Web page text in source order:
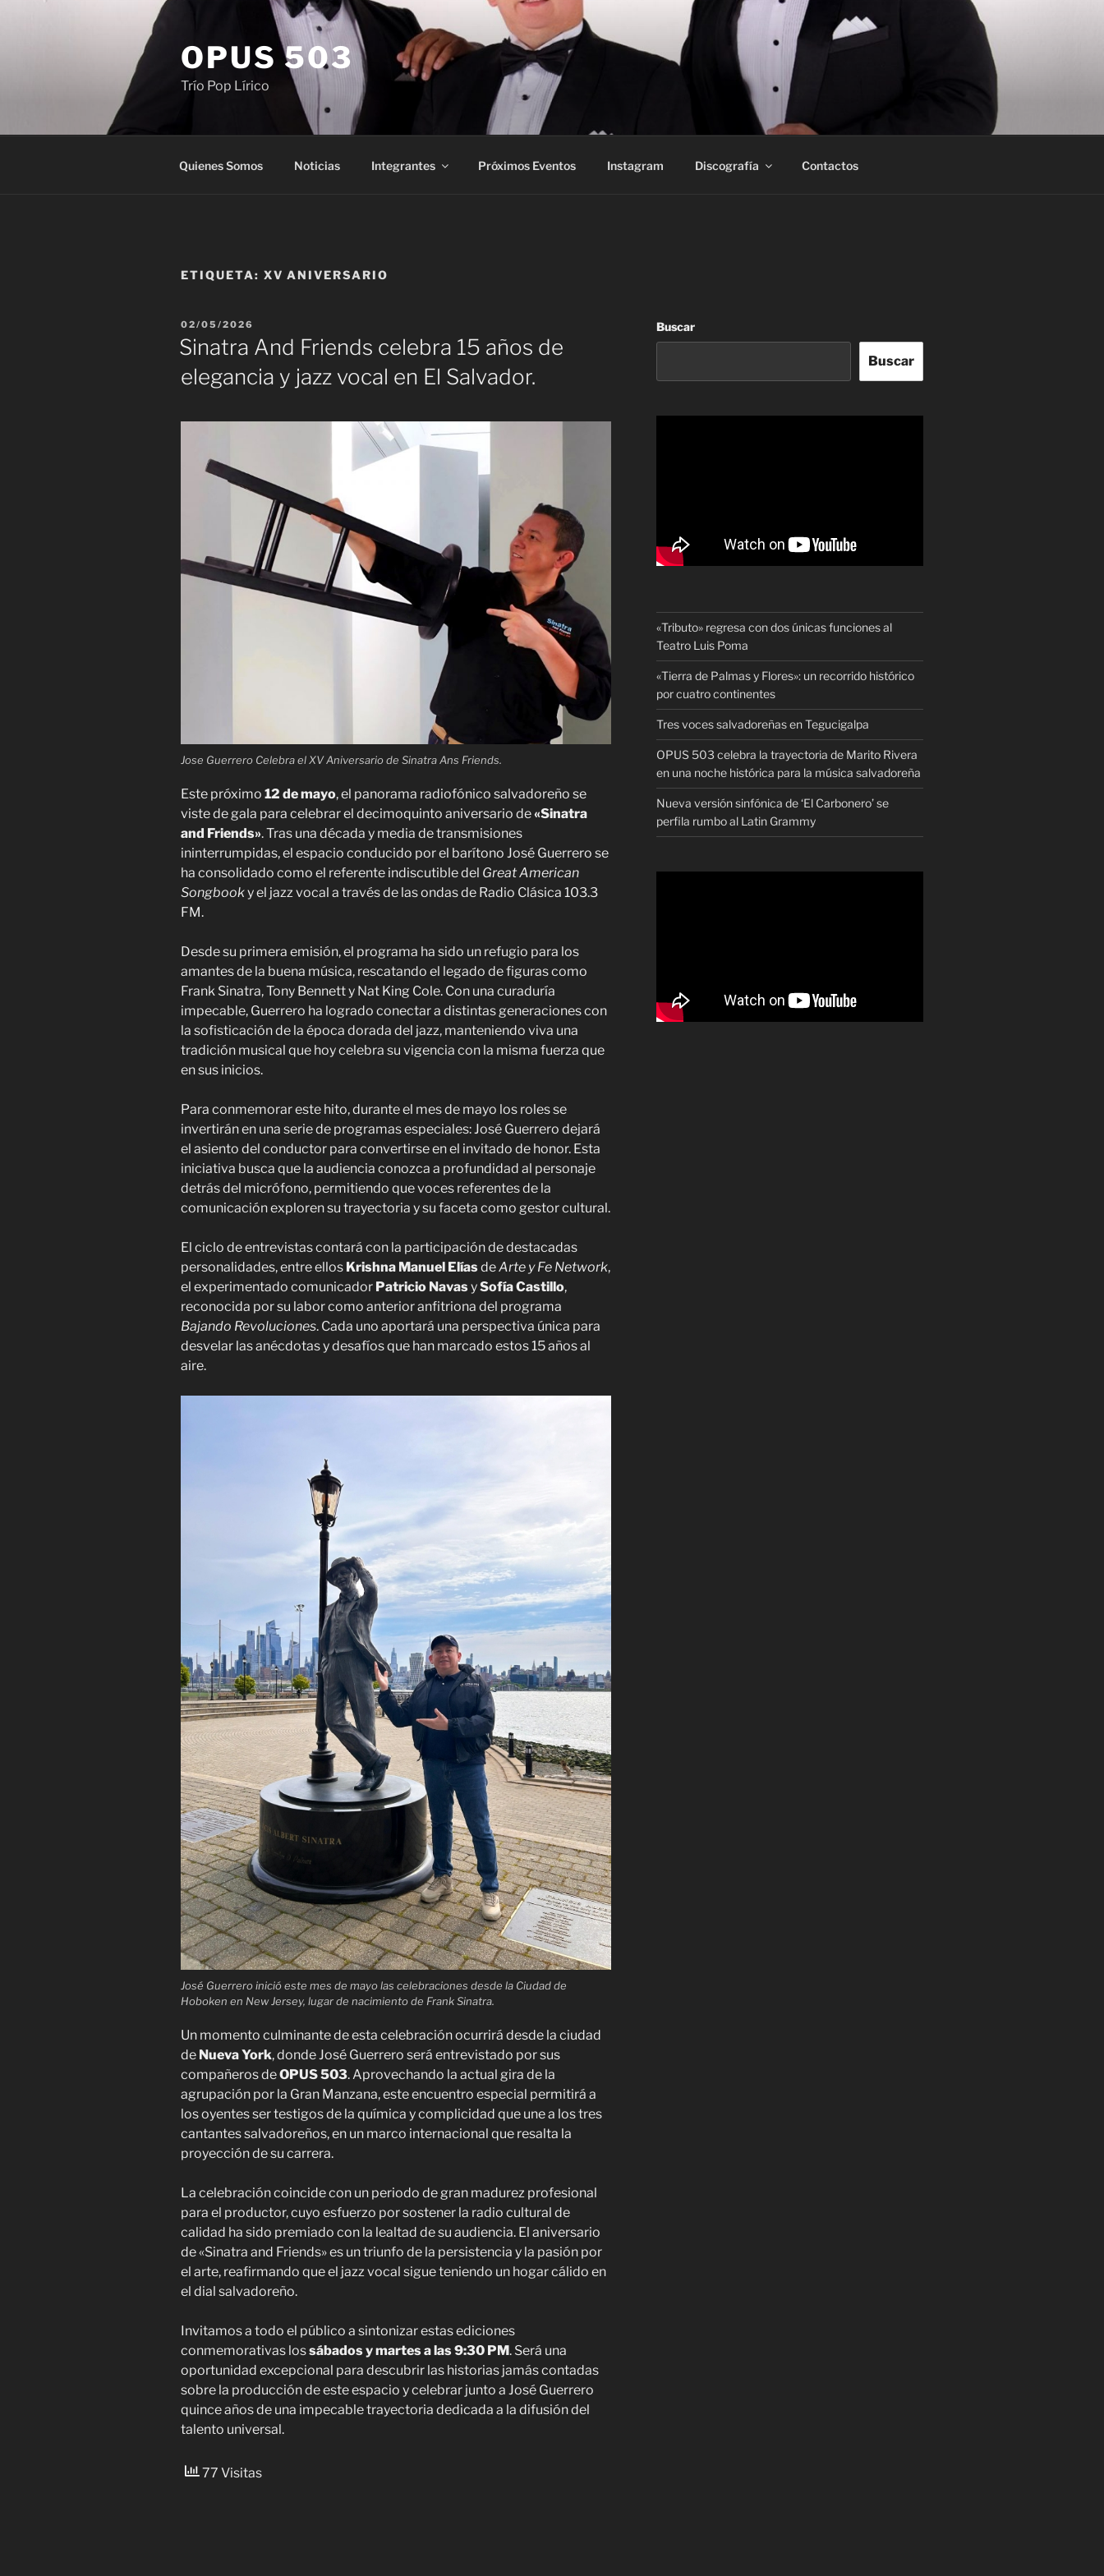
OPUS 503
Trío Pop Lírico
Quienes Somos Noticias Integrantes Próximos Eventos Instagram Discografía Contactos
ETIQUETA: XV ANIVERSARIO
PUBLICADO
EL
02/05/2026
Sinatra And Friends celebra 15 años de
elegancia y jazz vocal en El Salvador.
Jose Guerrero Celebra el XV Aniversario de Sinatra Ans Friends.
Este próximo 12 de mayo, el panorama radiofónico salvadoreño se
viste de gala para celebrar el decimoquinto aniversario de «Sinatra
and Friends». Tras una década y media de transmisiones
ininterrumpidas, el espacio conducido por el barítono José Guerrero se
ha consolidado como el referente indiscutible del Great American
Songbooky el jazz vocal a través de las ondas de Radio Clásica 103.3
FM.
Desde su primera emisión, el programa ha sido un refugio para los
amantes de la buena música, rescatando el legado de figuras como
Frank Sinatra, Tony Bennett y Nat King Cole. Con una curaduría
impecable, Guerrero ha logrado conectar a distintas generaciones con
la sofisticación de la época dorada del jazz, manteniendo viva una
tradición musical que hoy celebra su vigencia con la misma fuerza que
en sus inicios.
Para conmemorar este hito, durante el mes de mayo los roles se
invertirán en una serie de programas especiales: José Guerrero dejará
el asiento del conductor para convertirse en el invitado de honor. Esta
iniciativa busca que la audiencia conozca a profundidad al personaje
detrás del micrófono, permitiendo que voces referentes de la
comunicación exploren su trayectoria y su faceta como gestor cultural.
El ciclo de entrevistas contará con la participación de destacadas
personalidades, entre ellos Krishna Manuel ElíasdeArte y Fe Network,
el experimentado comunicador Patricio NavasySofía Castillo,
reconocida por su labor como anterior anfitriona del programa
Bajando Revoluciones. Cada uno aportará una perspectiva única para
desvelar las anécdotas y desafíos que han marcado estos 15 años al
aire.
José Guerrero inició este mes de mayo las celebraciones desde la Ciudad de
Hoboken en New Jersey, lugar de nacimiento de Frank Sinatra.
Un momento culminante de esta celebración ocurrirá desde la ciudad
de Nueva York, donde José Guerrero será entrevistado por sus
compañeros deOPUS 503. Aprovechando la actual gira de la
agrupación por la Gran Manzana, este encuentro especial permitirá a
los oyentes ser testigos de la química y complicidad que une a los tres
cantantes salvadoreños, en un marco internacional que resalta la
proyección de su carrera.
La celebración coincide con un periodo de gran madurez profesional
para el productor, cuyo esfuerzo por sostener la radio cultural de
calidad ha sido premiado con la lealtad de su audiencia. El aniversario
de «Sinatra and Friends» es un triunfo de la persistencia y la pasión por
el arte, reafirmando que el jazz vocal sigue teniendo un hogar cálido en
el dial salvadoreño.
Invitamos a todo el público a sintonizar estas ediciones
conmemorativas lossábados y martes a las 9:30 PM. Será una
oportunidad excepcional para descubrir las historias jamás contadas
sobre la producción de este espacio y celebrar junto a José Guerrero
quince años de una impecable trayectoria dedicada a la difusión del
talento universal.
77 Visitas
Buscar
Buscar
«Tributo» regresa con dos únicas funciones al
Teatro Luis Poma
«Tierra de Palmas y Flores»: un recorrido histórico
por cuatro continentes
Tres voces salvadoreñas en Tegucigalpa
OPUS 503 celebra la trayectoria de Marito Rivera
en una noche histórica para la música salvadoreña
Nueva versión sinfónica de ‘El Carbonero’ se
perfila rumbo al Latin Grammy